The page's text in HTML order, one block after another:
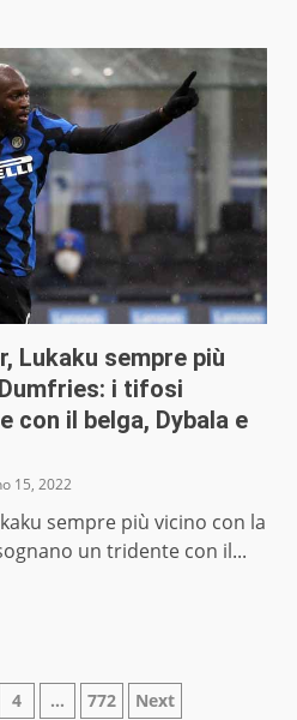
Lukaku sempre più
i tifosi
con il belga, Dybala e
15, 2022
sempre più vicino con la
un tridente con il...
4 … 772 Next